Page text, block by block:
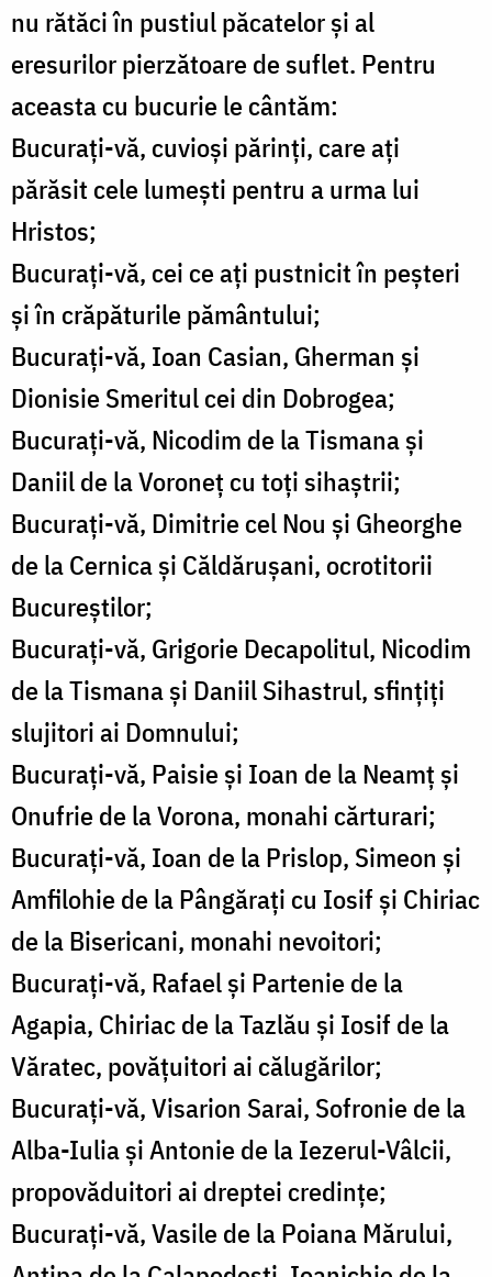
nu rătăci în pustiul păcatelor şi al
eresurilor pierzătoare de suflet. Pentru
aceasta cu bucurie le cântăm:
Bucuraţi-vă, cuvioşi părinţi, care aţi
părăsit cele lumeşti pentru a urma lui
Hristos;
Bucuraţi-vă, cei ce aţi pustnicit în peşteri
şi în crăpăturile pământului;
Bucuraţi-vă, Ioan Casian, Gherman şi
Dionisie Smeritul cei din Dobrogea;
Bucuraţi-vă, Nicodim de la Tismana şi
Daniil de la Voroneţ cu toţi sihaştrii;
Bucuraţi-vă, Dimitrie cel Nou şi Gheorghe
de la Cernica şi Căldăruşani, ocrotitorii
Bucureştilor;
Bucuraţi-vă, Grigorie Decapolitul, Nicodim
de la Tismana şi Daniil Sihastrul, sfinţiţi
slujitori ai Domnului;
Bucuraţi-vă, Paisie şi Ioan de la Neamţ şi
Onufrie de la Vorona, monahi cărturari;
Bucuraţi-vă, Ioan de la Prislop, Simeon şi
Amfilohie de la Pângăraţi cu Iosif şi Chiriac
de la Bisericani, monahi nevoitori;
Bucuraţi-vă, Rafael şi Partenie de la
Agapia, Chiriac de la Tazlău şi Iosif de la
Văratec, povăţuitori ai călugărilor;
Bucuraţi-vă, Visarion Sarai, Sofronie de la
Alba-Iulia şi Antonie de la Iezerul-Vâlcii,
propovăduitori ai dreptei credinţe;
Bucuraţi-vă, Vasile de la Poiana Mărului,